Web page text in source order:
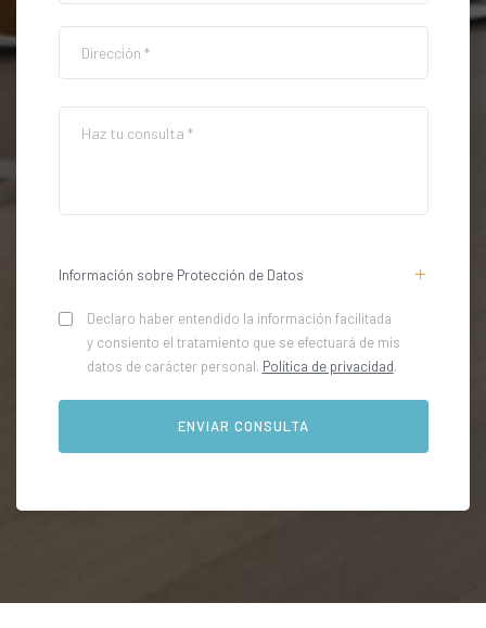
Información sobre Protección de Datos
Declaro haber entendido la información facilitada
y consiento el tratamiento que se efectuará de mis
datos de carácter personal. Política de privacidad.